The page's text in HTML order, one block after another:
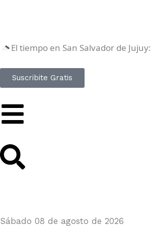
El tiempo en San Salvador de Jujuy:
Suscribite Gratis
Sábado 08 de agosto de 2026